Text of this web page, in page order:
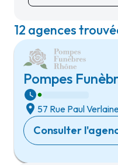
12 agences
Pompes
57 Rue Paul
Consulter